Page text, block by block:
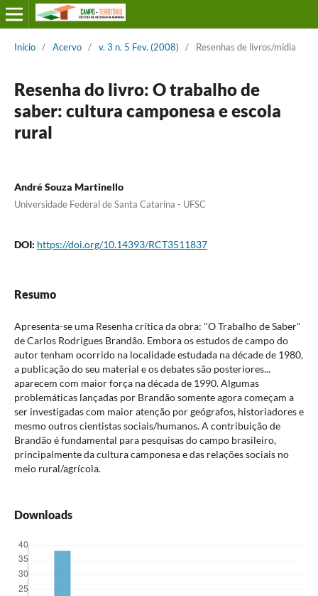
Início / Acervo / v. 3 n. 5 Fev. (2008) / Resenhas de livros/mídia
Resenha do livro: O trabalho de
saber: cultura camponesa e escola
rural
André Souza Martinello
Universidade Federal de Santa Catarina - UFSC
DOI: https://doi.org/10.14393/RCT3511837
Resumo
Apresenta-se uma Resenha crítica da obra: "O Trabalho de Saber"
de Carlos Rodrigues Brandão. Embora os estudos de campo do
autor tenham ocorrido na localidade estudada na décade de 1980,
a publicação do seu material e os debates são posteriores...
aparecem com maior força na década de 1990. Algumas
problemáticas lançadas por Brandão somente agora começam a
ser investigadas com maior atenção por geógrafos, historiadores e
mesmo outros cientistas sociais/humanos. A contribuição de
Brandão é fundamental para pesquisas do campo brasileiro,
principalmente da cultura camponesa e das relações sociais no
meio rural/agrícola.
Downloads